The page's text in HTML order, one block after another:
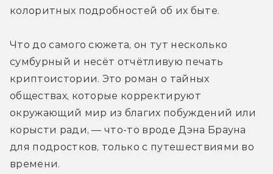
колоритных подробностей об их быте.
Что до самого сюжета, он тут несколько
сумбурный и несёт отчётливую печать
криптоистории. Это роман о тайных
обществах, которые корректируют
окружающий мир из благих побуждений или
корысти ради, — что-то вроде Дэна Брауна
для подростков, только с путешествиями во
времени.